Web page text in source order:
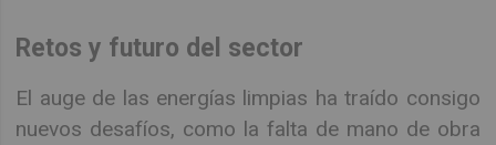
Retos y futuro del sector
El auge de las energías limpias ha traído consigo
nuevos desafíos, como la falta de mano de obra